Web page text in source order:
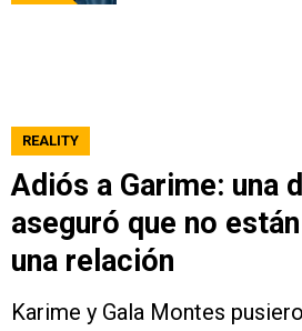
REALITY
Adiós a Garime: una
aseguró que no
una relación
Karime y Gala Montes